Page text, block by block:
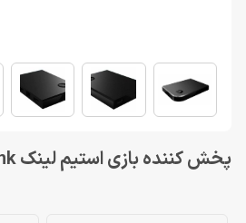
پخش کننده بازی استیم لینک Steam Link